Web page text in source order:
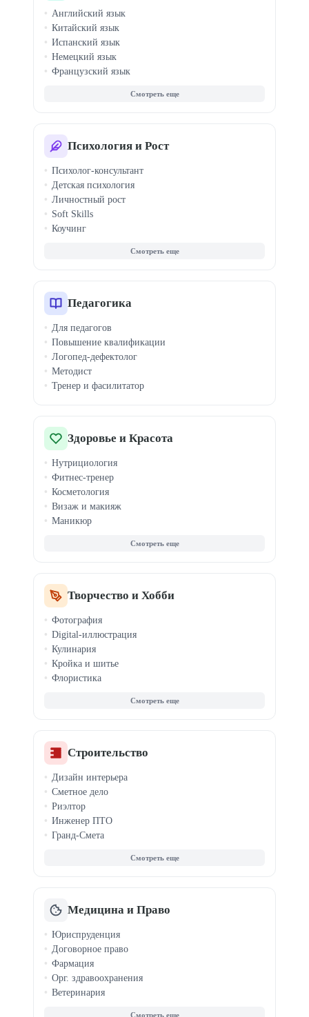
Английский язык
Китайский язык
Испанский язык
Немецкий язык
Французский язык
Арабский язык
Польский язык
Чешский язык
Психология и Рост
Психолог-консультант
Детская психология
Личностный рост
Soft Skills
Коучинг
Профайлинг
Медиация конфликтов
Ораторское мастерство
Эмоциональный интеллект
Тайм-менеджмент
Медитация
Профориентация
Педагогика
Для педагогов
Повышение квалификации
Логопед-дефектолог
Методист
Тренер и фасилитатор
Здоровье и Красота
Нутрициология
Фитнес-тренер
Косметология
Визаж и макияж
Маникюр
Бровист
Йога и растяжка
Спортивная нутрициология
Похудение и ЗОЖ
Творчество и Хобби
Фотография
Digital-иллюстрация
Кулинария
Кройка и шитье
Флористика
Ретушь фото
Каллиграфия
История
Шахматы
Строительство
Дизайн интерьера
Сметное дело
Риэлтор
Инженер ПТО
Гранд-Смета
Медицина и Право
Юриспруденция
Договорное право
Фармация
Орг. здравоохранения
Ветеринария